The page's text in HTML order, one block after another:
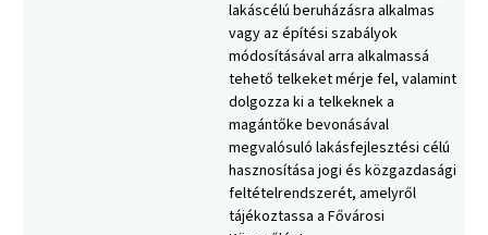
lakáscélú beruházásra alkalmas
vagy az építési szabályok
módosításával arra alkalmassá
tehető telkeket mérje fel, valamint
dolgozza ki a telkeknek a
magántőke bevonásával
megvalósuló lakásfejlesztési célú
hasznosítása jogi és közgazdasági
feltételrendszerét, amelyről
tájékoztassa a Fővárosi